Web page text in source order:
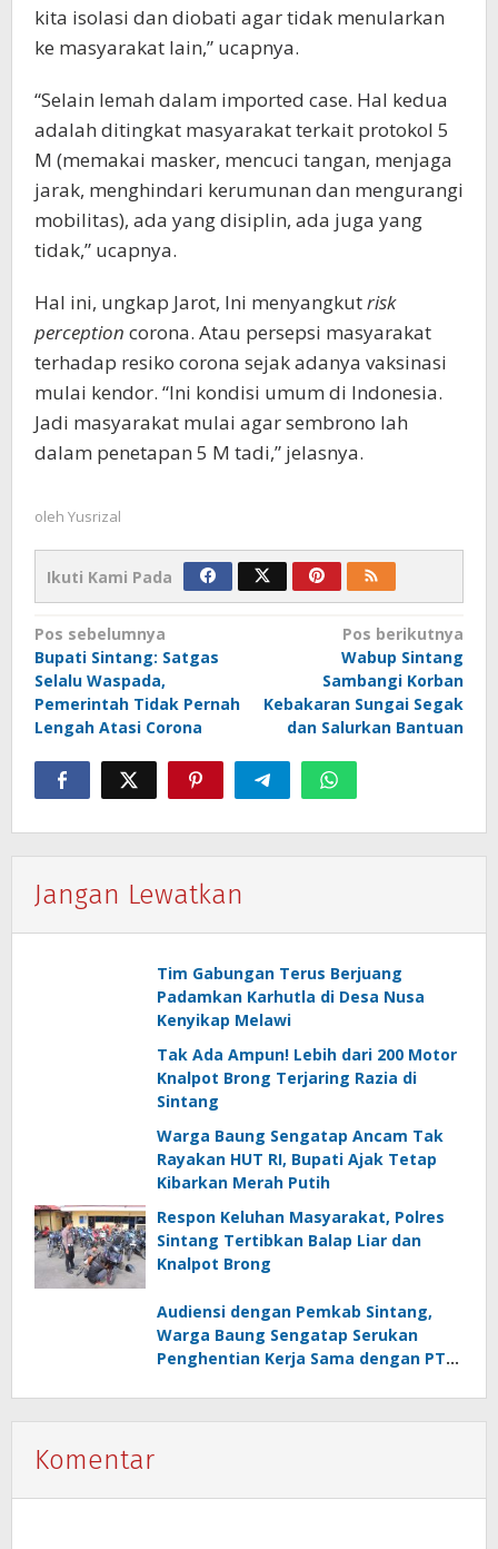
kita isolasi dan diobati agar tidak menularkan
ke masyarakat lain,” ucapnya.
“Selain lemah dalam imported case. Hal kedua
adalah ditingkat masyarakat terkait protokol 5
M (memakai masker, mencuci tangan, menjaga
jarak, menghindari kerumunan dan mengurangi
mobilitas), ada yang disiplin, ada juga yang
tidak,” ucapnya.
Hal ini, ungkap Jarot, Ini menyangkutrisk
perception corona. Atau persepsi masyarakat
terhadap resiko corona sejak adanya vaksinasi
mulai kendor. “Ini kondisi umum di Indonesia.
Jadi masyarakat mulai agar sembrono lah
dalam penetapan 5 M tadi,” jelasnya.
oleh Yusrizal
Ikuti Kami Pada
Navigasi
pos
Pos sebelumnya
Bupati Sintang: Satgas
Selalu Waspada,
Pemerintah Tidak Pernah
Lengah Atasi Corona
Pos berikutnya
Wabup Sintang
Sambangi Korban
Kebakaran Sungai Segak
dan Salurkan Bantuan
Jangan Lewatkan
Tim Gabungan Terus Berjuang
Padamkan Karhutla di Desa Nusa
Kenyikap Melawi
Tak Ada Ampun! Lebih dari 200 Motor
Knalpot Brong Terjaring Razia di
Sintang
Warga Baung Sengatap Ancam Tak
Rayakan HUT RI, Bupati Ajak Tetap
Kibarkan Merah Putih
Respon Keluhan Masyarakat, Polres
Sintang Tertibkan Balap Liar dan
Knalpot Brong
Audiensi dengan Pemkab Sintang,
Warga Baung Sengatap Serukan
Penghentian Kerja Sama dengan PT
Komentar